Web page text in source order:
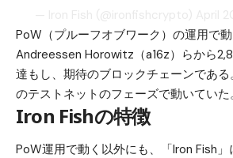
PoW（プルーフオブワーク）の運用で動
Andreessen Horowitz（a16z）らから
達もし、期待のブロックチェーンであ
のテストネットのフェーズで動いていた。
Iron Fishの特徴
PoW運用で動く以外にも、「Iron Fish